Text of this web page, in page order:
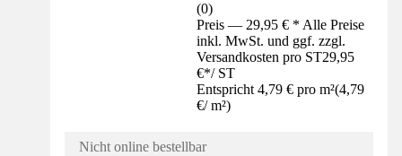
(0)
Preis — 29,95 € * Alle Preise
inkl. MwSt. und ggf. zzgl.
Versandkosten pro ST29,95
€*/ ST
Entspricht 4,79 € pro m²(4,79
€/ m²)
Nicht online bestellbar